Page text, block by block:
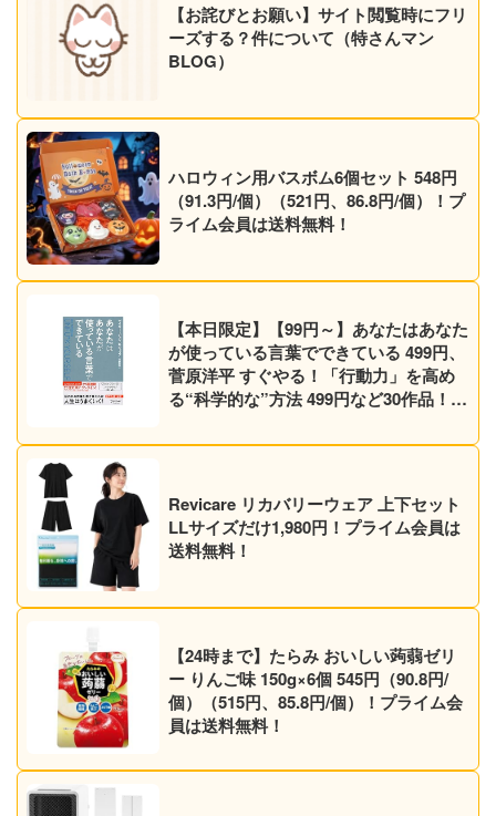
【お詫びとお願い】サイト閲覧時にフリ
ーズする？件について（特さんマン
BLOG）
ハロウィン用バスボム6個セット 548円
（91.3円/個）（521円、86.8円/個）！プ
ライム会員は送料無料！
【本日限定】【99円～】あなたはあなた
が使っている言葉でできている 499円、
菅原洋平 すぐやる！「行動力」を高め
る“科学的な”方法 499円など30作品！
Revicare リカバリーウェア 上下セット
LLサイズだけ1,980円！プライム会員は
送料無料！
【24時まで】たらみ おいしい蒟蒻ゼリ
ー りんご味 150g×6個 545円（90.8円/
個）（515円、85.8円/個）！プライム会
員は送料無料！